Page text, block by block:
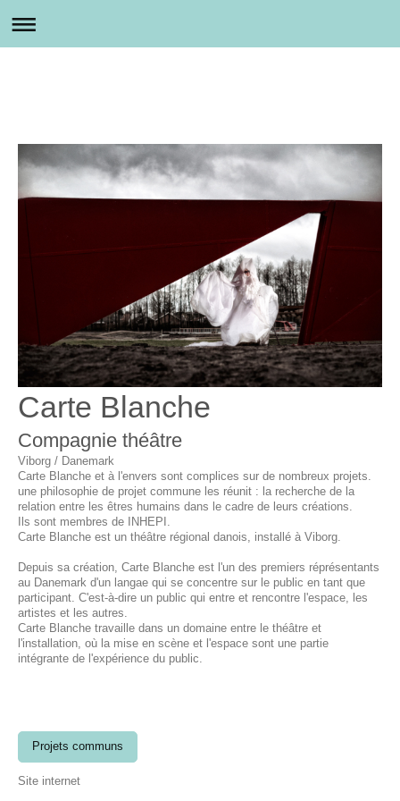
Carte Blanche
Compagnie théâtre
Viborg / Danemark
Carte Blanche et à l'envers sont complices sur de nombreux projets.
une philosophie de projet commune les réunit : la recherche de la
relation entre les êtres humains dans le cadre de leurs créations.
Ils sont membres de INHEPI.
Carte Blanche est un théâtre régional danois, installé à Viborg.
Depuis sa création, Carte Blanche est l'un des premiers réprésentants
au Danemark d'un langae qui se concentre sur le public en tant que
participant. C'est-à-dire un public qui entre et rencontre l'espace, les
artistes et les autres.
Carte Blanche travaille dans un domaine entre le théâtre et
l'installation, où la mise en scène et l'espace sont une partie
intégrante de l'expérience du public.
Projets communs
Site internet